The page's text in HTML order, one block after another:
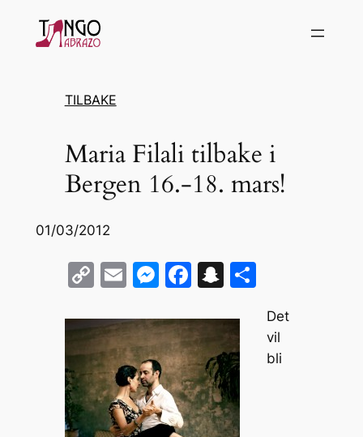
Hopp
TILBAKE
Maria Filali tilbake i
Bergen 16.-18. mars!
01/03/2012
C
p
y
Li
n
k
E
ai
l
M
s
s
e
n
g
F
c
e
b
o
o
S
a
p
c
h
at
S
ar
e
Det
vil
bli